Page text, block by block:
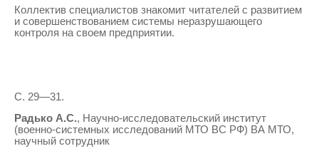
Коллектив специалистов знакомит читателей с развитием
и совершенствованием системы неразрушающего
контроля на своем предприятии.
С. 29—31.
Радько А.С., Научно-исследовательский институт
(военно-системных исследований МТО ВС РФ) ВА МТО,
научный сотрудник